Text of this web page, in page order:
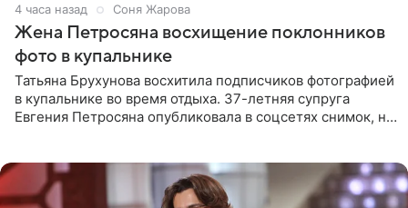
4 часа назад Соня Жарова
Жена Петросяна восхищение поклонников
фото в купальнике
Татьяна Брухунова восхитила подписчиков фотографией
в купальнике во время отдыха. 37-летняя супруга
Евгения Петросяна опубликовала в соцсетях снимок, на